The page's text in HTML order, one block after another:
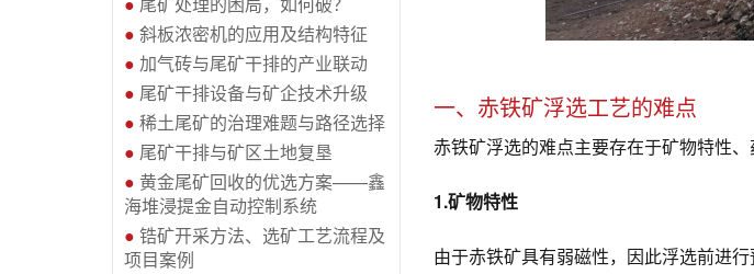
一、赤铁矿浮选工艺的难点
赤铁矿浮选的难点主要存在于矿物特性
1.矿物特性
由于赤铁矿具有弱磁性，因此浮选前进
● 斜板浓密机的应用及结构特征
● 加气砖与尾矿干排的产业联动
● 尾矿干排设备与矿企技术升级
● 稀土尾矿的治理难题与路径选择
● 尾矿干排与矿区土地复垦
● 黄金尾矿回收的优选方案——鑫
海堆浸提金自动控制系统
● 锆矿开采方法、选矿工艺流程及
项目案例